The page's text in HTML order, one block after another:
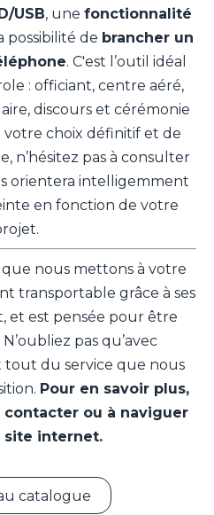
USB, une fonctionnalité
possibilité de brancher un
. C'est l’outil idéal
: officiant, centre aéré,
discours et cérémonie
votre choix définitif et de
n’hésitez pas à consulter
orientera intelligemment
en fonction de votre
nous mettons à votre
transportable grâce à ses
et est pensée pour être
pas qu’avec
tout du service que nous
Pour en savoir plus,
contacter ou à naviguer
site internet.
catalogue